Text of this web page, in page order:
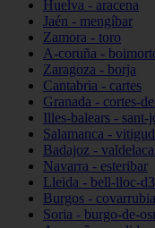
Huelva - aracena
Jaén - mengíbar
Zamora - toro
A-coruña -
Zaragoza - borja
Cantabria - cartes
Granada - cortes-
Illes-balears - sant-
Salamanca -
Badajoz -
Navarra - esteribar
Lleida - bell-lloc-
Burgos -
Soria - burgo-de-